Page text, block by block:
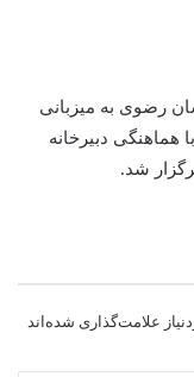
۵ استان خراسان رضوی به میزبانی
هماهنگی دبیرخانه
شد.
علامت‌گذاری شده‌اند